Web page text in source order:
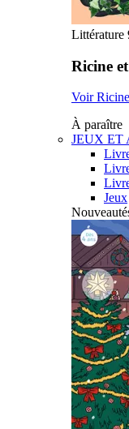
Littérature
Ricine
Voir
À paraître
JEUX ET
Jeux